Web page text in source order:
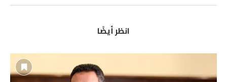
انظر أيضًا